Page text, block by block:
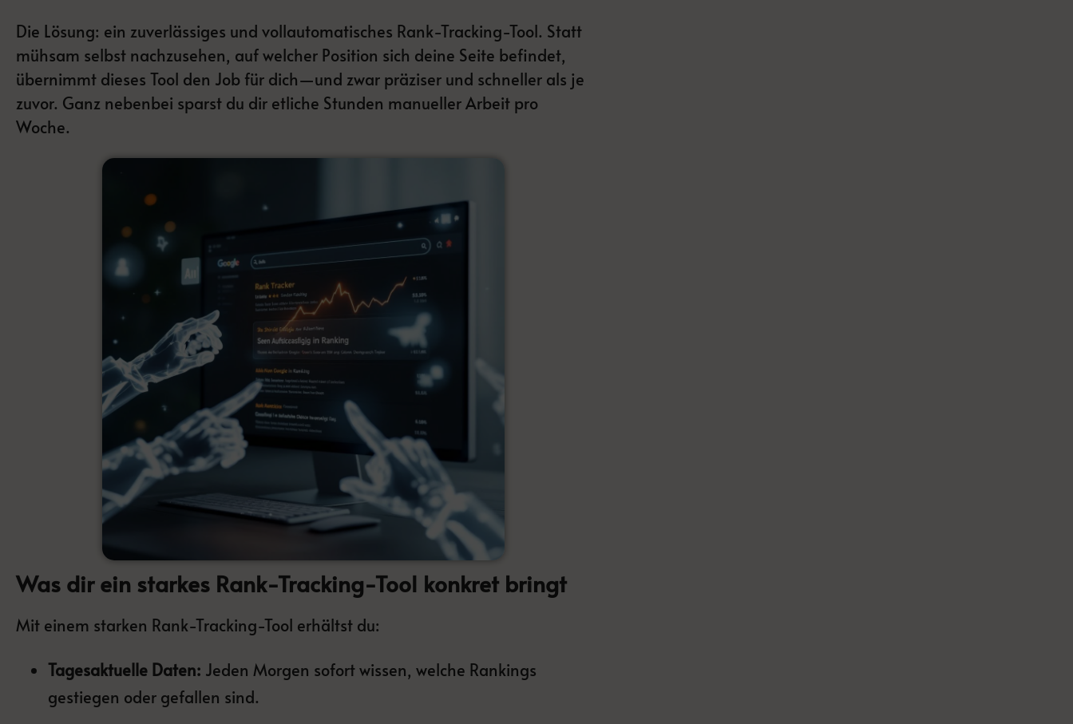
Die Lösung: ein zuverlässiges und vollautomatisches Rank-Tracking-Tool. Statt
mühsam selbst nachzusehen, auf welcher Position sich deine Seite befindet,
übernimmt dieses Tool den Job für dich—und zwar präziser und schneller als je
zuvor. Ganz nebenbei sparst du dir etliche Stunden manueller Arbeit pro
Woche.
Was dir ein starkes Rank-Tracking-Tool konkret bringt
Mit einem starken Rank-Tracking-Tool erhältst du:
Tagesaktuelle Daten: Jeden Morgen sofort wissen, welche Rankings
gestiegen oder gefallen sind.